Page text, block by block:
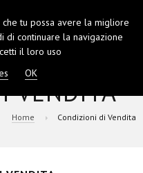
VENDITA
Home Condizioni di Vendita
tu possa avere la migliore
di continuare la navigazione
il loro uso
OK